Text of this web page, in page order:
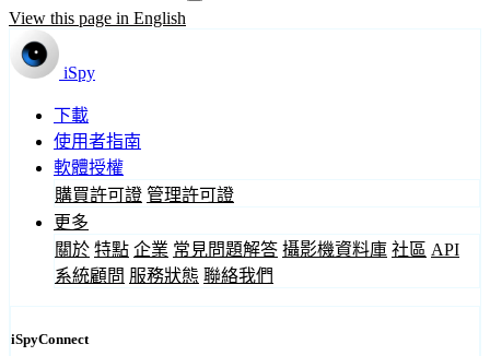
View this page in English
iSpy
下載
使用者指南
軟體授權
購買許可證 管理許可證
更多
關於 特點 企業 常見問題解答 攝影機資料庫 社區 API
系統顧問 服務狀態 聯絡我們
iSpyConnect